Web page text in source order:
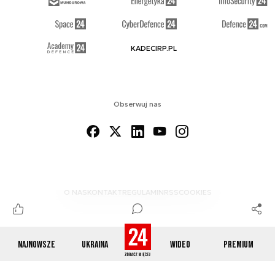
Najnowsze Ukraina Wideo Premium
Obserwuj nas
O NAS KONTAKTREGULAMINRSS COOKIES
KADECIRP.PL
© 2012-2026 DEFENCE24